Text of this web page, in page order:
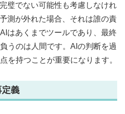
璧でない可能性も考慮しなけれ
測が外れた場合、それは誰の責
はあくまでツールであり、最終
うのは人間です。AIの判断を過
を持つことが重要になります。
定義